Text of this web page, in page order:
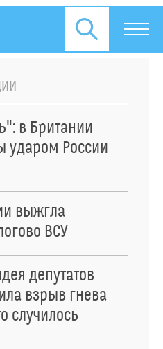
в Британии
ударом России
выжгла
ВСУ
депутатов
взрыв гнева
случилось